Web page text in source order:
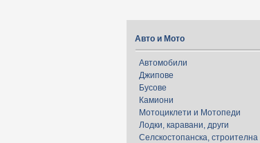
Авто и Мото
Автомобили
Джипове
Бусове
Камиони
Мотоциклети и Мотопеди
Лодки, каравани, други
Селскостопанска, строителна